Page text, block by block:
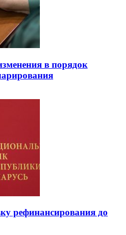
в порядок
рефинансирования до